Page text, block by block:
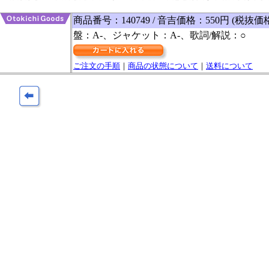
商品番号：140749 / 音吉価格：550円 (税抜価
盤：A-、ジャケット：A-、歌詞/解説：○
ご注文の手順 ｜ 商品の状態について ｜ 送料について